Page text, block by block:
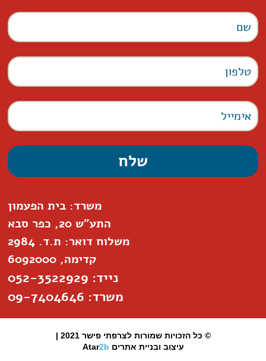
משרד: בית הפעמון
התע"ש 20, כפר סבא
משלוח דואר: ת.ד. 2984
קדימה, 6092000
נייד: 052-3522929
משרד: 09-7404646
© כל הזכויות שמורות לצרפתי פישר 2021 |
עיצוב ובניית אתרים
Atar2b